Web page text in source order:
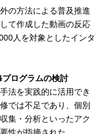
の方法による普及推進
て作成した動画の反応
人を対象としたインタ
ログラムの検討
法を実践的に活用でき
では不足であり、個別
集・分析といったアク